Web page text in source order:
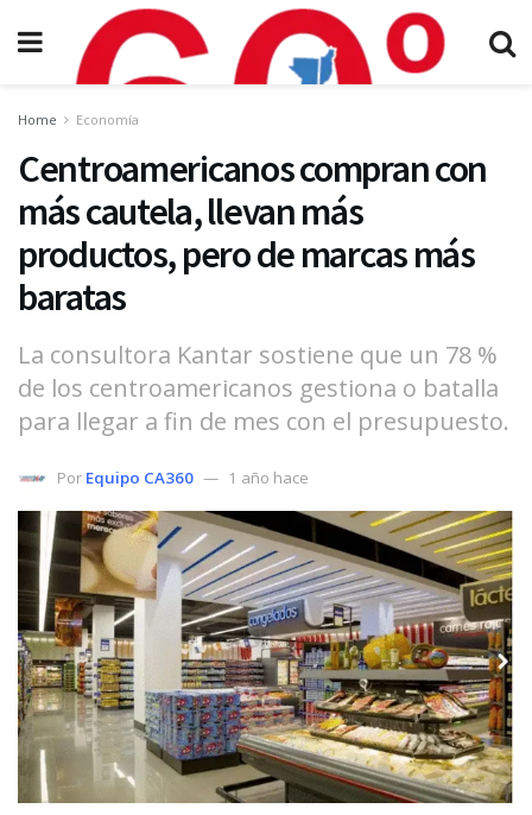
Home Economía
Centroamericanos compran con
más cautela, llevan más
productos, pero de marcas más
baratas
La consultora Kantar sostiene que un 78 %
de los centroamericanos gestiona o batalla
para llegar a fin de mes con el presupuesto.
Por Equipo CA360 1 año hace